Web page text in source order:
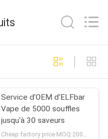
de
80
Service d'OEM d'ELFbar
Vape de 5000 souffles
jusqu'à 30 saveurs
Cheap factory price MOQ:2000pcs